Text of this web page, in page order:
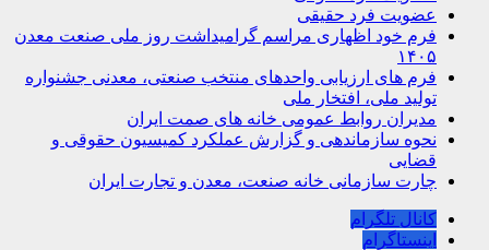
عضویت فرد حقیقی
فرم خود اظهاری مراسم گرامیداشت روز ملی صنعت معدن
۱۴۰۵
فرم های ارزیابی واحدهای منتخب صنعتی، معدنی جشنواره
تولید ملی، افتخار ملی
مدیران روابط عمومی خانه های صمت ایران
نحوه سازماندهی و گزارش عملکرد کمیسیون حقوقی و
قضایی
چارت سازمانی خانه صنعت، معدن و تجارت ایران
کانال تلگرام
اینستاگرام